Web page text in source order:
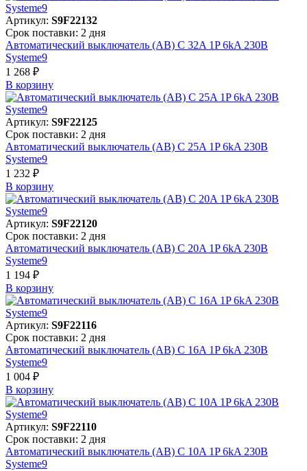
Артикул: S9F22132
Срок поставки: 2 дня
Автоматический выключатель (АВ) C 32A 1P 6kA 230В
Systeme9
1 268 ₽
В корзинy
Артикул: S9F22125
Срок поставки: 2 дня
Автоматический выключатель (АВ) C 25A 1P 6kA 230В
Systeme9
1 232 ₽
В корзинy
Артикул: S9F22120
Срок поставки: 2 дня
Автоматический выключатель (АВ) C 20A 1P 6kA 230В
Systeme9
1 194 ₽
В корзинy
Артикул: S9F22116
Срок поставки: 2 дня
Автоматический выключатель (АВ) C 16A 1P 6kA 230В
Systeme9
1 004 ₽
В корзинy
Артикул: S9F22110
Срок поставки: 2 дня
Автоматический выключатель (АВ) C 10A 1P 6kA 230В
Systeme9